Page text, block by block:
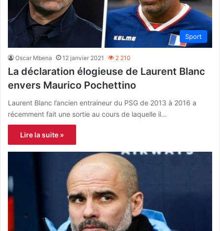
Sport
Oscar Mbena 12 janvier 2021 2 210
La déclaration élogieuse de Laurent Blanc
envers Maurico Pochettino
Laurent Blanc l’ancien entraineur du PSG de 2013 à 2016 a
récemment fait une sortie au cours de laquelle il…
Lire la suite »